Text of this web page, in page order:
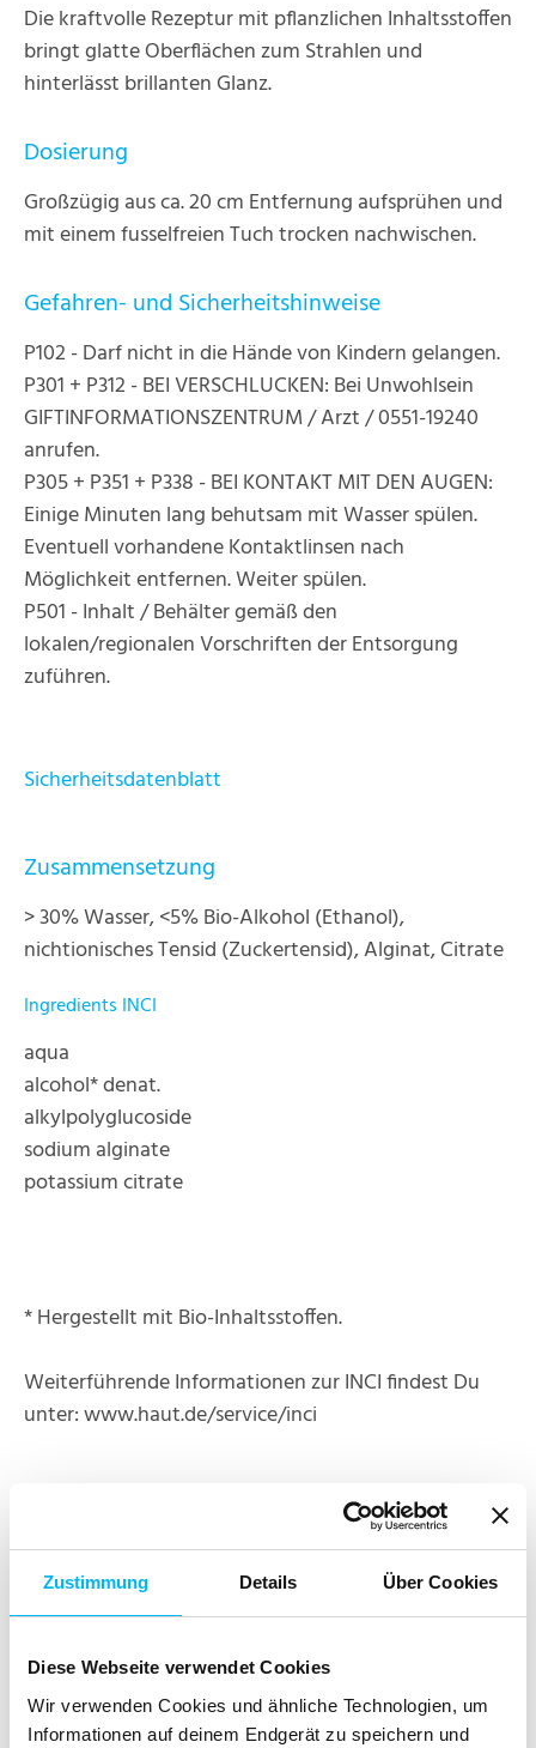
Zustimmung Details Über Cookies
Diese Webseite verwendet Cookies
Wir verwenden Cookies und ähnliche Technologien, um
Informationen auf deinem Endgerät zu speichern und
Die kraftvolle Rezeptur mit pflanzlichen Inhaltsstoffen
bringt glatte Oberflächen zum Strahlen und
hinterlässt brillanten Glanz.
Dosierung
Großzügig aus ca. 20 cm Entfernung aufsprühen und
mit einem fusselfreien Tuch trocken nachwischen.
Gefahren- und Sicherheitshinweise
P102 - Darf nicht in die Hände von Kindern gelangen.
P301 + P312 - BEI VERSCHLUCKEN: Bei Unwohlsein
GIFTINFORMATIONSZENTRUM / Arzt / 0551-19240
anrufen.
P305 + P351 + P338 - BEI KONTAKT MIT DEN AUGEN:
Einige Minuten lang behutsam mit Wasser spülen.
Eventuell vorhandene Kontaktlinsen nach
Möglichkeit entfernen. Weiter spülen.
P501 - Inhalt / Behälter gemäß den
lokalen/regionalen Vorschriften der Entsorgung
zuführen.
Sicherheitsdatenblatt
Zusammensetzung
> 30% Wasser, <5% Bio-Alkohol (Ethanol),
nichtionisches Tensid (Zuckertensid), Alginat, Citrate
Ingredients INCI
aqua
alcohol* denat.
alkylpolyglucoside
sodium alginate
potassium citrate
* Hergestellt mit Bio-Inhaltsstoffen.
Weiterführende Informationen zur INCI findest Du
unter: www.haut.de/service/inci
Das Produkt ist zertifiziert nach den Richtlinien von
NCP und ist bei der Vegan Society sowie PETA
registriert. Weitere Informationen zu den